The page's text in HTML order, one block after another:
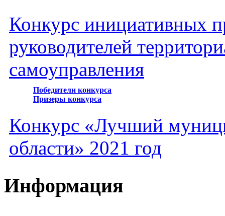
Конкурс инициативных
руководителей
самоуправления
Победители конкурса
Призеры конкурса
Конкурс «Лучший
области» 2021 год
Информация